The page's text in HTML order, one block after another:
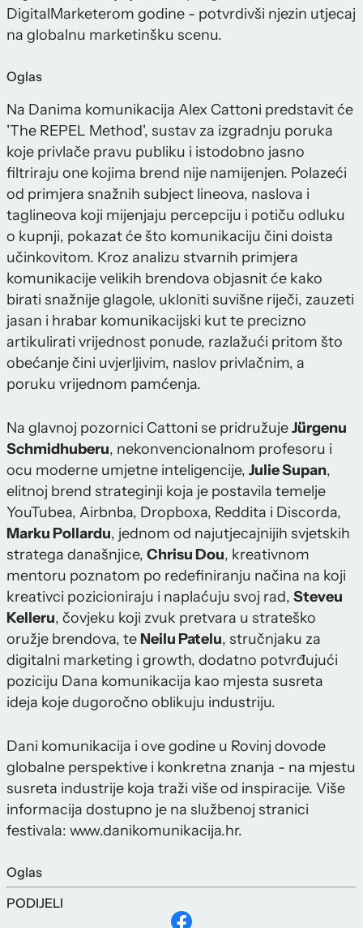
DigitalMarketerom godine - potvrdivši njezin utjecaj
na globalnu marketinšku scenu.
Oglas
Na Danima komunikacija Alex Cattoni predstavit će
'The REPEL Method', sustav za izgradnju poruka
koje privlače pravu publiku i istodobno jasno
filtriraju one kojima brend nije namijenjen. Polazeći
od primjera snažnih subject lineova, naslova i
taglineova koji mijenjaju percepciju i potiču odluku
o kupnji, pokazat će što komunikaciju čini doista
učinkovitom. Kroz analizu stvarnih primjera
komunikacije velikih brendova objasnit će kako
birati snažnije glagole, ukloniti suvišne riječi, zauzeti
jasan i hrabar komunikacijski kut te precizno
artikulirati vrijednost ponude, razlažući pritom što
obećanje čini uvjerljivim, naslov privlačnim, a
poruku vrijednom pamćenja.
Na glavnoj pozornici Cattoni se pridružujeJürgenu
Schmidhuberu, nekonvencionalnom profesoru i
ocu moderne umjetne inteligencije, Julie Supan,
elitnoj brend strateginji koja je postavila temelje
YouTubea, Airbnba, Dropboxa, Reddita i Discorda,
Marku Pollardu, jednom od najutjecajnijih svjetskih
stratega današnjice, Chrisu Dou, kreativnom
mentoru poznatom po redefiniranju načina na koji
kreativci pozicioniraju i naplaćuju svoj rad, Steveu
Kelleru, čovjeku koji zvuk pretvara u strateško
oružje brendova, te Neilu Patelu, stručnjaku za
digitalni marketing i growth, dodatno potvrđujući
poziciju Dana komunikacija kao mjesta susreta
ideja koje dugoročno oblikuju industriju.
Dani komunikacija i ove godine u Rovinj dovode
globalne perspektive i konkretna znanja - na mjestu
susreta industrije koja traži više od inspiracije. Više
informacija dostupno je na službenoj stranici
festivala: www.danikomunikacija.hr.
Oglas
PODIJELI